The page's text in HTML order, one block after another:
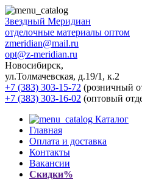
Звездный Меридиан
отделочные материалы оптом
zmeridian@mail.ru
opt@z-meridian.ru
Новосибирск,
ул.Толмачевская, д.19/1, к.2
+7 (383) 303-15-72 (розничный
+7 (383) 303-16-02 (оптовый
Каталог
Главная
Оплата и доставка
Контакты
Вакансии
Скидки%